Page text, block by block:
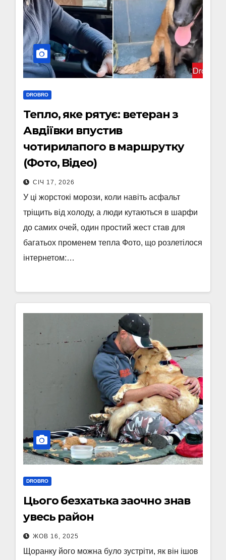
DROBRO
Тепло, яке рятує: ветеран з
Авдіївки впустив
чотирилапого в маршрутку
(Фото, Відео)
СІЧ 17, 2026
У ці жорстокі морози, коли навіть асфальт
тріщить від холоду, а люди кутаються в шарфи
до самих очей, один простий жест став для
багатьох променем тепла Фото, що розлетілося
інтернетом:…
DROBRO
Цього безхатька заочно знав
увесь район
ЖОВ 16, 2025
Щоранку його можна було зустріти, як він ішов